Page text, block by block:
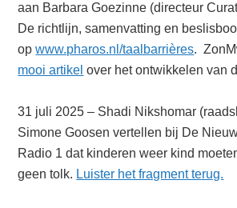
aan Barbara Goezinne (directeur
De richtlijn, samenvatting en
opwww.pharos.nl/taalbarrières.
mooi artikel over het ontwikkelen van
31 juli 2025 – Shadi Nikshomar
Simone Goosen vertellen bij De
Radio 1 dat kinderen weer kind
geen tolk. Luister het fragment terug.